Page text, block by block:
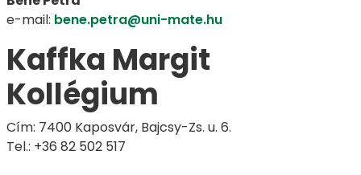
e-mail: bene.petra@uni-mate.hu
Kaffka Margit
Kollégium
Cím: 7400 Kaposvár, Bajcsy-Zs. u. 6.
Tel.: +36 82 502 517